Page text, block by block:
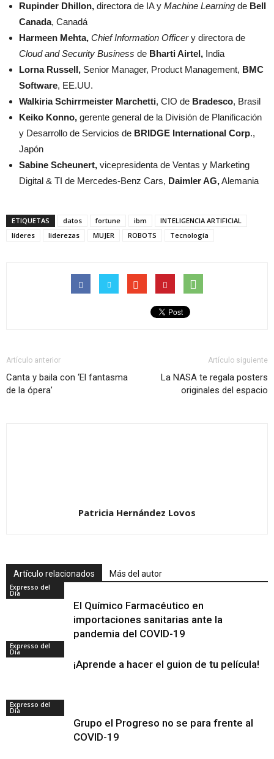
Rupinder Dhillon, directora de IA y Machine Learning de Bell
Canada, Canadá
Harmeen Mehta, Chief Information Officery directora de
Cloud and Security Business de Bharti Airtel, India
Lorna Russell, Senior Manager, Product Management, BMC
Software, EE.UU.
Walkiria Schirrmeister Marchetti, CIO de Bradesco, Brasil
Keiko Konno, gerente general de la División de Planificación
y Desarrollo de Servicios de BRIDGE International Corp.,
Japón
Sabine Scheunert, vicepresidenta de Ventas y Marketing
Digital & TI de Mercedes-Benz Cars, Daimler AG,Alemania
ETIQUETAS datos fortune ibm
INTELIGENCIA ARTIFICIAL
líderes
liderezas MUJER ROBOTS Tecnología
Artículo anterior
Canta y baila con ‘El fantasma
de la ópera’
Artículo siguiente
La NASA te regala posters
originales del espacio
Patricia Hernández Lovos
Artículo relacionados Más del autor
Expresso del
Día
El Químico Farmacéutico en
importaciones sanitarias ante la
pandemia del COVID-19
Expresso del
Día
¡Aprende a hacer el guion de tu película!
Expresso del
Día
Grupo el Progreso no se para frente al
COVID-19